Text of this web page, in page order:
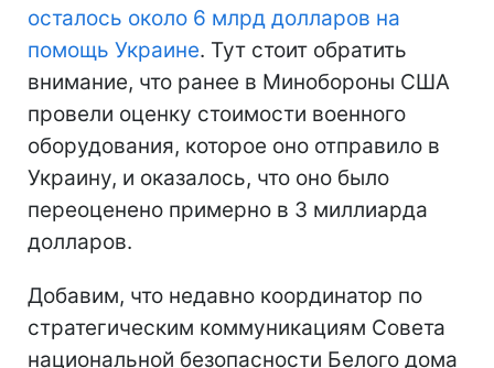
осталось около 6 млрд долларов на
помощь Украине. Тут стоит обратить
внимание, что ранее в Минобороны США
провели оценку стоимости военного
оборудования, которое оно отправило в
Украину, и оказалось, что оно было
переоценено примерно в 3 миллиарда
долларов.
Добавим, что недавно координатор по
стратегическим коммуникациям Совета
национальной безопасности Белого дома